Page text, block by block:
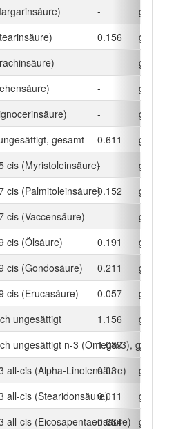
-
g
0.156
g
-
g
-
g
-
g
gesamt
0.611
g
cis (Myristoleinsäure)-
g
cis (Palmitoleinsäure)0.152
g
cis (Vaccensäure)
-
g
cis (Ölsäure)
0.191
g
cis (Gondosäure)
0.211
g
cis (Erucasäure)
0.057
g
ungesättigt
1.156
g
ungesättigt n-3 (Omega-3), gesamt
1.089
g
all-cis (Alpha-Linolensäure)
0.03
g
all-cis (Stearidonsäure)0.011
g
all-cis (Eicosapentaensäure)
0.634
g